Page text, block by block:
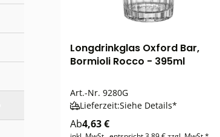
Longdrinkglas Oxford Bar,
Bormioli Rocco - 395ml
Art.-Nr. 9280G
Lieferzeit:Siehe Details*
Ab4,63 €